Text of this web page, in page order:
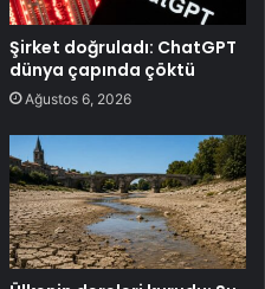
Şirket doğruladı: ChatGPT
dünya çapında çöktü
Ağustos 6, 2026